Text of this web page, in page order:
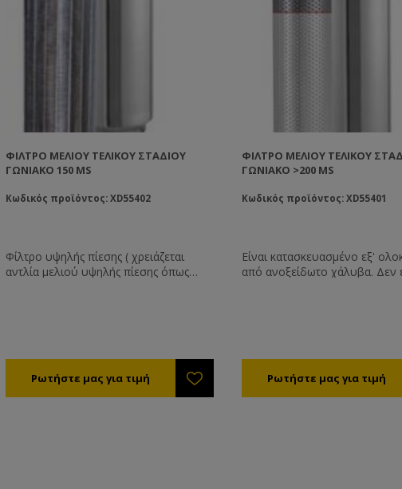
ΦΊΛΤΡΟ ΜΕΛΙΟΎ ΤΕΛΙΚΟΎ ΣΤΑΔΊΟΥ
ΓΩΝΙΑΚΌ 150 MS
Κωδικός προϊόντος: XD55402
Φίλτρο υψηλής πίεσης ( χρειάζεται
αντλία μελιού υψηλής πίεσης όπως
κουβούκλιο. Το αφαιρούμενο φίλτρο.
Την τάπα ασφάλιση με το περικόχλιό
ΦΊΛΤΡΟ ΜΕΛΙΟΎ ΤΕΛΙΚΟΎ
ΓΩΝΙΑΚΌ >200 MS
Κωδικός προϊόντος: XD55401
Είναι κατασκευασμένο εξ'
από ανοξείδωτο χάλυβα. Δεν
του είναι πολύ εύκολος και
την εμβάπτιση του